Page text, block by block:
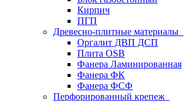
Кирпич
ПГП
Древесно-плитные материалы
Оргалит ДВП ДСП
Плита OSB
Фанера Ламинированная
Фанера ФК
Фанера ФСФ
Перфорированный крепеж